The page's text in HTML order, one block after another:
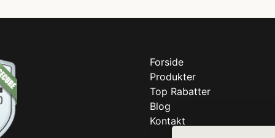
Forside
Produkter
Top Rabatter
Blog
Kontakt